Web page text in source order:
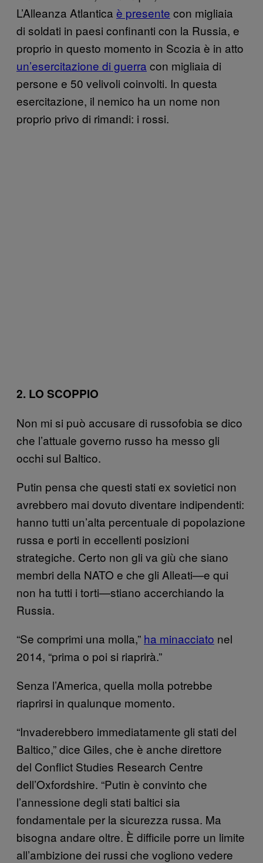
L’Alleanza Atlantica è presente con migliaia
di soldati in paesi confinanti con la Russia, e
proprio in questo momento in Scozia è in atto
un’esercitazione di guerra con migliaia di
persone e 50 velivoli coinvolti. In questa
esercitazione, il nemico ha un nome non
proprio privo di rimandi: i rossi.
2. LO SCOPPIO
Non mi si può accusare di russofobia se dico
che l’attuale governo russo ha messo gli
occhi sul Baltico.
Putin pensa che questi stati ex sovietici non
avrebbero mai dovuto diventare indipendenti:
hanno tutti un’alta percentuale di popolazione
russa e porti in eccellenti posizioni
strategiche. Certo non gli va giù che siano
membri della NATO e che gli Alleati—e qui
non ha tutti i torti—stiano accerchiando la
Russia.
“Se comprimi una molla,” ha minacciato nel
2014, “prima o poi si riaprirà.”
Senza l’America, quella molla potrebbe
riaprirsi in qualunque momento.
“Invaderebbero immediatamente gli stati del
Baltico,” dice Giles, che è anche direttore
del Conflict Studies Research Centre
dell’Oxfordshire. “Putin è convinto che
l’annessione degli stati baltici sia
fondamentale per la sicurezza russa. Ma
bisogna andare oltre. È difficile porre un limite
all’ambizione dei russi che vogliono vedere